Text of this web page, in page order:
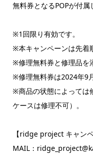
無料券となるPOPが付属
※1回限り有効です。
※本キャンペーンは先着
※修理無料券と修理品を
※修理無料券は2024年9
※商品の状態によっては
ケースは修理不可）。
【ridge project キャン
MAIL：